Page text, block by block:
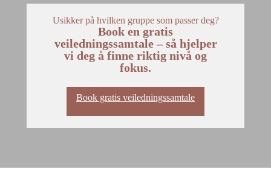
Usikker på hvilken gruppe som passer deg?
Book en gratis
veiledningssamtale – så hjelper
vi deg å finne riktig nivå og
fokus.
Book gratis veiledningssamtale